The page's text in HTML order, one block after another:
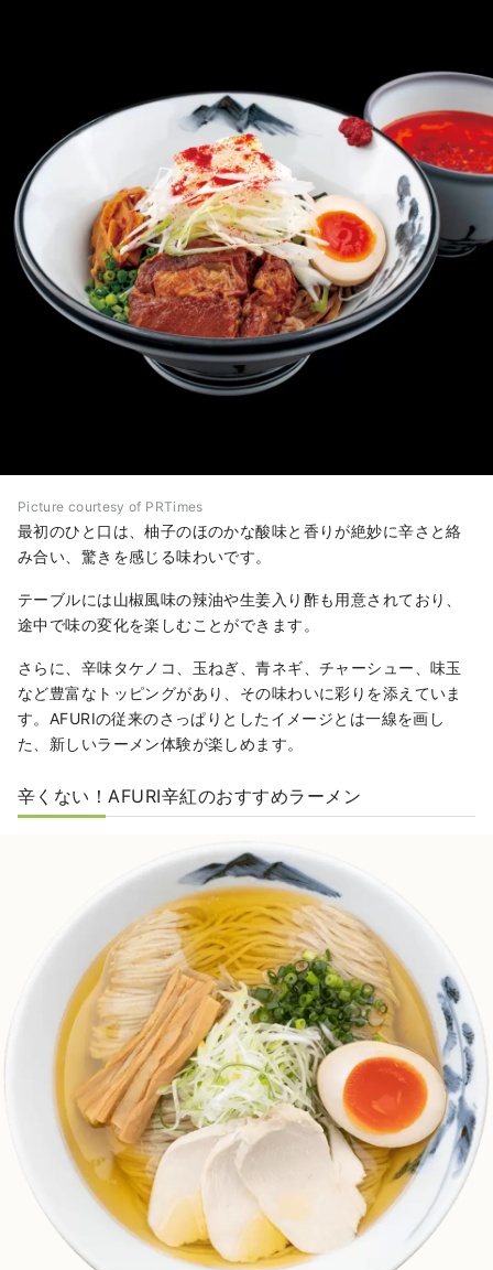
Picture courtesy of PRTimes
最初のひと口は、柚子のほのかな酸味と香りが絶妙に辛さと絡
み合い、驚きを感じる味わいです。
テーブルには山椒風味の辣油や生姜入り酢も用意されており、
途中で味の変化を楽しむことができます。
さらに、辛味タケノコ、玉ねぎ、青ネギ、チャーシュー、味玉
など豊富なトッピングがあり、その味わいに彩りを添えていま
す。AFURIの従来のさっぱりとしたイメージとは一線を画し
た、新しいラーメン体験が楽しめます。
辛くない！AFURI辛紅のおすすめラーメン